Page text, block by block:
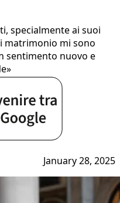
specialmente ai suoi
matrimonio mi sono
sentimento nuovo e
January 28, 2025